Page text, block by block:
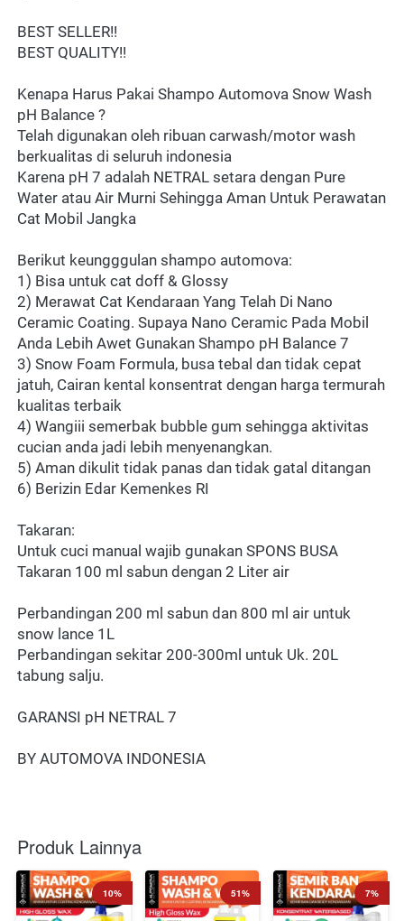
BEST SELLER!!
BEST QUALITY!!
Kenapa Harus Pakai Shampo Automova Snow Wash
pH Balance ?
Telah digunakan oleh ribuan carwash/motor wash
berkualitas di seluruh indonesia
Karena pH 7 adalah NETRAL setara dengan Pure
Water atau Air Murni Sehingga Aman Untuk Perawatan
Cat Mobil Jangka
Berikut keungggulan shampo automova:
1) Bisa untuk cat doff & Glossy
2) Merawat Cat Kendaraan Yang Telah Di Nano
Ceramic Coating. Supaya Nano Ceramic Pada Mobil
Anda Lebih Awet Gunakan Shampo pH Balance 7
3) Snow Foam Formula, busa tebal dan tidak cepat
jatuh, Cairan kental konsentrat dengan harga termurah
kualitas terbaik
4) Wangiii semerbak bubble gum sehingga aktivitas
cucian anda jadi lebih menyenangkan.
5) Aman dikulit tidak panas dan tidak gatal ditangan
6) Berizin Edar Kemenkes RI
Takaran:
Untuk cuci manual wajib gunakan SPONS BUSA
Takaran 100 ml sabun dengan 2 Liter air
Perbandingan 200 ml sabun dan 800 ml air untuk
snow lance 1L
Perbandingan sekitar 200-300ml untuk Uk. 20L
tabung salju.
GARANSI pH NETRAL 7
BY AUTOMOVA INDONESIA
Produk Lainnya
10% 51% 7%